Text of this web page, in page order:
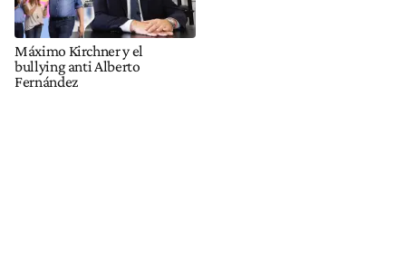
Máximo Kirchner y el
bullying anti Alberto
Fernández